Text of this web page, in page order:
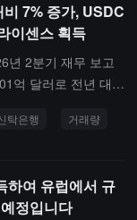
스를 제공할 수 있도
터 케이맨 제도에서
의 공동 CEO인 La
규제 진행 상황을 이
등록을 완료했다
7% 증가, USDC
이센스 획득
년 2분기 재무 보고
억 달러로 전년 대비
억 달러 증가했습니
습니다.사업 측면에
National Trust 연
탁은행 거래량
하여 유럽에서 규
정입니다